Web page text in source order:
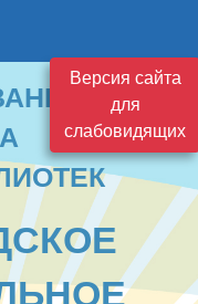
Версия сайта
для
слабовидящих